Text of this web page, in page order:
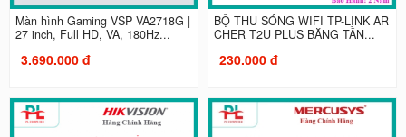
Màn hình Gaming VSP VA2718G |
27 inch, Full HD, VA, 180Hz...
3.690.000 đ
BỘ THU SÓNG WIFI TP-LINK AR
CHER T2U PLUS BĂNG TẦN...
230.000 đ